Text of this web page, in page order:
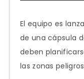
El equipo es
de una cápsula
deben
las zonas